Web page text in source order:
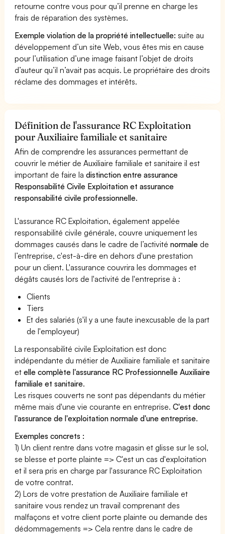
retourne contre vous pour qu’il prenne en charge les
frais de réparation des systèmes.
Exemple violation de la propriété intellectuelle: suite au
développement d’un site Web, vous êtes mis en cause
pour l’utilisation d’une image faisant l’objet de droits
d’auteur qu’il n’avait pas acquis. Le propriétaire des droits
réclame des dommages et intérêts.
Définition de l'assurance RC Exploitation
pour Auxiliaire familiale et sanitaire
Afin de comprendre les assurances permettant de
couvrir le métier de Auxiliaire familiale et sanitaire il est
important de faire ladistinction entre assurance
Responsabilité Civile Exploitation et assurance
responsabilité civile professionnelle.
L'assurance RC Exploitation, également appelée
responsabilité civile générale, couvre uniquement les
dommages causés dans le cadre de l’activiténormale de
l’entreprise, c'est-à-dire en dehors d'une prestation
pour un client. L'assurance couvrira les dommages et
dégâts causés lors de l'activité de l'entreprise à :
Clients
Tiers
Et des salariés (s'il y a une faute inexcusable de la part
de l'employeur)
La responsabilité civile Exploitation est donc
indépendante du métier de Auxiliaire familiale et sanitaire
etelle complète l'assurance RC Professionnelle Auxiliaire
familiale et sanitaire.
Les risques couverts ne sont pas dépendants du métier
même mais d'une vie courante en entreprise.C'est donc
l'assurance de l'exploitation normale d'une entreprise.
Exemples concrets :
1) Un client rentre dans votre magasin et glisse sur le sol,
se blesse et porte plainte => C'est un cas d'exploitation
et il sera pris en charge par l'assurance RC Exploitation
de votre contrat.
2) Lors de votre prestation de Auxiliaire familiale et
sanitaire vous rendez un travail comprenant des
malfaçons et votre client porte plainte ou demande des
dédommagements => Cela rentre dans le cadre de